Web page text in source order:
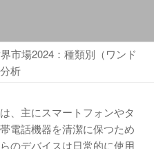
市場2024：種類別（ワンド
析
、主にスマートフォンやタ
電話機器を清潔に保つため
のデバイスは日常的に使用